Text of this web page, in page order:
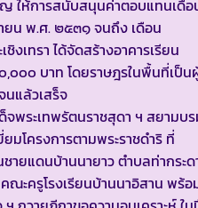
ญ ให้การสนับสนุนค่าตอบแทนเดื
น พ.ศ. ๒๕๓๑ จนถึง เดือน
เทรา ได้จัดสร้างอาคารเรียน
๐๐๐ บาท โดยราษฎรในพื้นที่เป็น
นแล้วเสร็จ
พระเทพรัตนราชสุดา ฯ สยามบ
มโครงการตามพระราชดำริ ที่
ชายแดนบ้านนายาว ตำบลท่ากระ
ณะครูโรงเรียนบ้านนาอิสาน พร้อ